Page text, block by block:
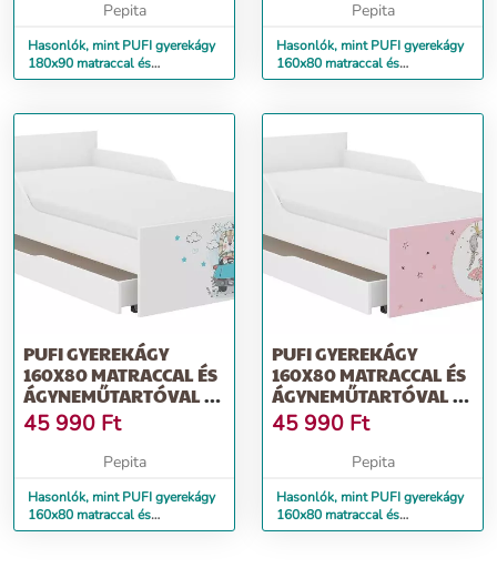
Pepita
Hasonlók, mint PUFI gyerekágy
180x90 matraccal és
ágyneműtartóval - álomszuszék
Pepita
Hasonlók, mint PUFI gyerekágy
160x80 matraccal és
ágyneműtartóval - fehér maci
PUFI GYEREKÁGY
160X80 MATRACCAL ÉS
ÁGYNEMŰTARTÓVAL -
OROSZLÁN
45 990 Ft
Pepita
Hasonlók, mint PUFI gyerekágy
160x80 matraccal és
ágyneműtartóval - oroszlán
PUFI GYEREKÁGY
160X80 MATRACCAL ÉS
ÁGYNEMŰTARTÓVAL -
HERCEGNŐ
45 990 Ft
Pepita
Hasonlók, mint PUFI gyerekágy
160x80 matraccal és
ágyneműtartóval - hercegnő